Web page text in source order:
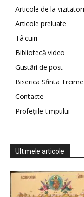
Articole de la vizitatori
Articole preluate
Tâlcuiri
Bibliotecă video
Gustări de post
Biserica Sfinta Treime
Contacte
Profețiile timpului
Ultimele articole